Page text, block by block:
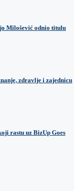
Milošević odnio titulu
zdravlje i zajednicu
rastu uz BizUp Goes